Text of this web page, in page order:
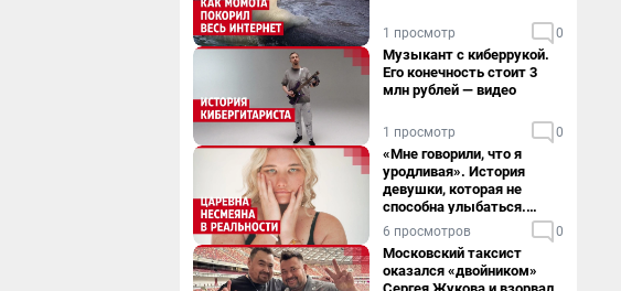
1 просмотр 0
Музыкант с киберрукой.
Его конечность стоит 3
млн рублей — видео
1 просмотр 0
«Мне говорили, что я
уродливая». История
девушки, которая не
способна улыбаться.
Видео
6 просмотров 0
Московский таксист
оказался «двойником»